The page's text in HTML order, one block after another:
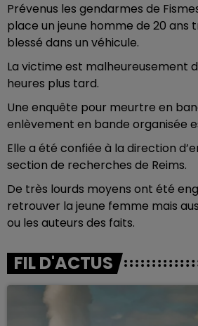
Prévenus les gendarmes de
place un jeune homme de 20 ans
blessé dans un véhicule.
La victime est malheureusement
heures plus tard.
Une enquête pour meurtre en
enlèvement en bande organisée
Elle a été confiée à la direction
section de recherches de Reims.
De très lourds moyens ont été
retrouver la jeune femme mais
ou les auteurs des faits.
FIL D'ACTUS